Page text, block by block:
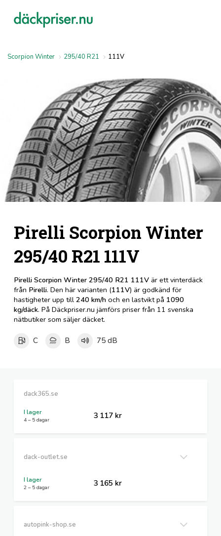
Scorpion Winter 295/40 R21 111V
Pirelli Scorpion Winter
295/40 R21 111V
Pirelli Scorpion Winter 295/40 R21 111V är ett vinterdäck
från Pirelli. Den här varianten (111V) är godkänd för
hastigheter upp till240 km/h och en lastvikt på 1090
kg/däck. På Däckpriser.nu jämförs priser från 11 svenska
nätbutiker som säljer däcket.
C B 75 dB
dack365.se
I lager
4 – 5 dagar 3 117 kr
dack-outlet.se
I lager
2 – 5 dagar 3 165 kr
autopink-shop.se